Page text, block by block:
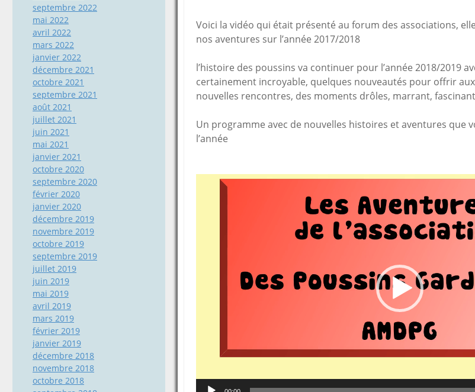
septembre 2022
mai 2022
avril 2022
mars 2022
janvier 2022
décembre 2021
octobre 2021
septembre 2021
août 2021
juillet 2021
juin 2021
mai 2021
janvier 2021
octobre 2020
septembre 2020
février 2020
janvier 2020
décembre 2019
novembre 2019
octobre 2019
septembre 2019
juillet 2019
juin 2019
mai 2019
avril 2019
mars 2019
février 2019
janvier 2019
décembre 2018
novembre 2018
octobre 2018
Voici la vidéo qui était présenté au forum des associations,
nos aventures sur l’année 2017/2018
l’histoire des poussins va continuer pour l’année 2018/2019
certainement incroyable, quelques nouveautés pour offrir
nouvelles rencontres, des moments drôles, marrant,
Un programme avec de nouvelles histoires et aventures que
l’année
Lecteur